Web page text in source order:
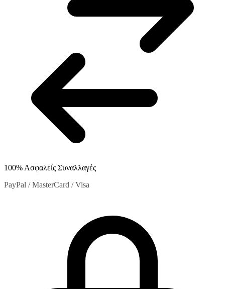
100% Ασφαλείς Συναλλαγές
PayPal / MasterCard / Visa